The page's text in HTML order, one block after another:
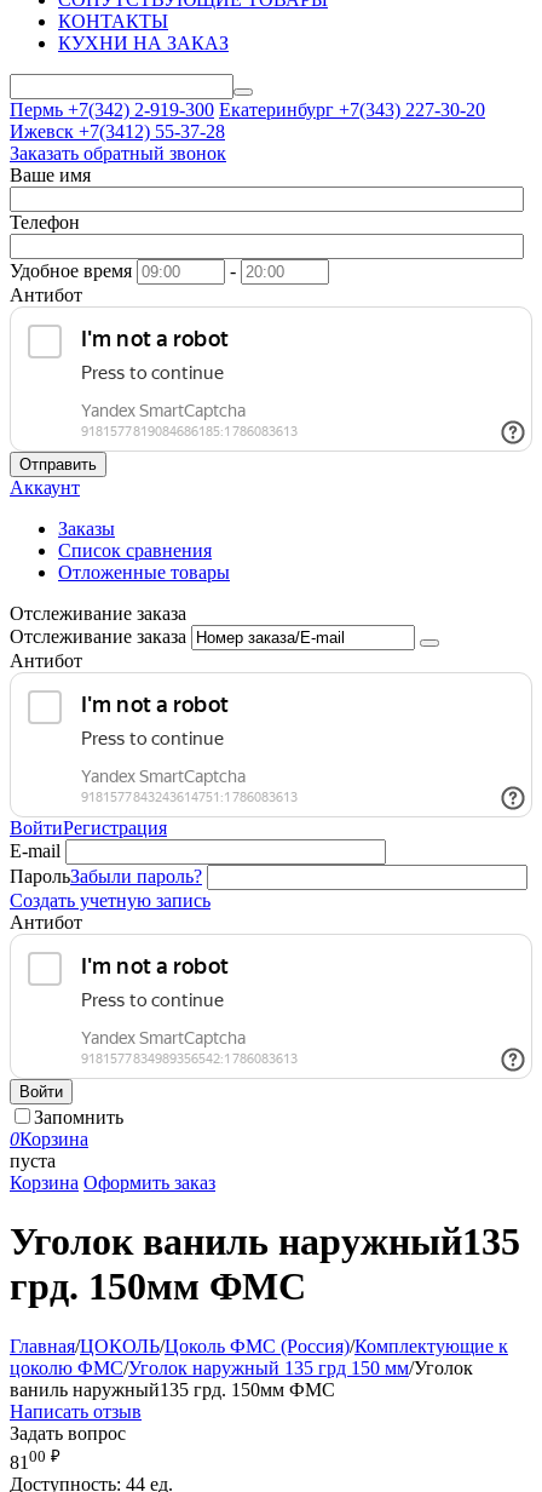
КОНТАКТЫ
КУХНИ НА ЗАКАЗ
Пермь +7(342) 2-919-300 Екатеринбург +7(343) 227-30-20
Ижевск +7(3412) 55-37-28
Заказать обратный звонок
Ваше имя
Телефон
Удобное время
-
Антибот
Отправить
Аккаунт
Заказы
Список сравнения
Отложенные товары
Отслеживание заказа
Отслеживание заказа
Антибот
ВойтиРегистрация
E-mail
ПарольЗабыли пароль?
Создать учетную запись
Антибот
Войти
Запомнить
0Корзина
пуста
Корзина Оформить заказ
Уголок ваниль наружный135
грд. 150мм ФМС
Главная/ЦОКОЛЬ/Цоколь ФМС (Россия)/Комплектующие к
цоколю ФМС/Уголок наружный 135 грд 150 мм/Уголок
ваниль наружный135 грд. 150мм ФМС
Написать отзыв
Задать вопрос
81 00 ₽
Доступность: 44 ед.